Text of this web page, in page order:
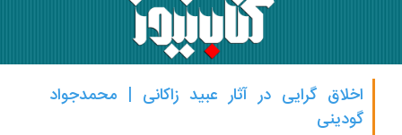
اخلاق گرایی در آثار عبید زاکانی | محمدجواد
گودینی